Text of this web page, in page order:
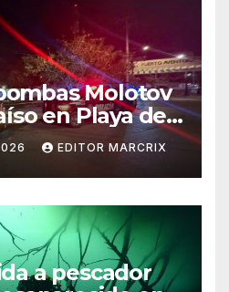
Molotov
en Playa del
EDITOR MARCRIX
a pescador